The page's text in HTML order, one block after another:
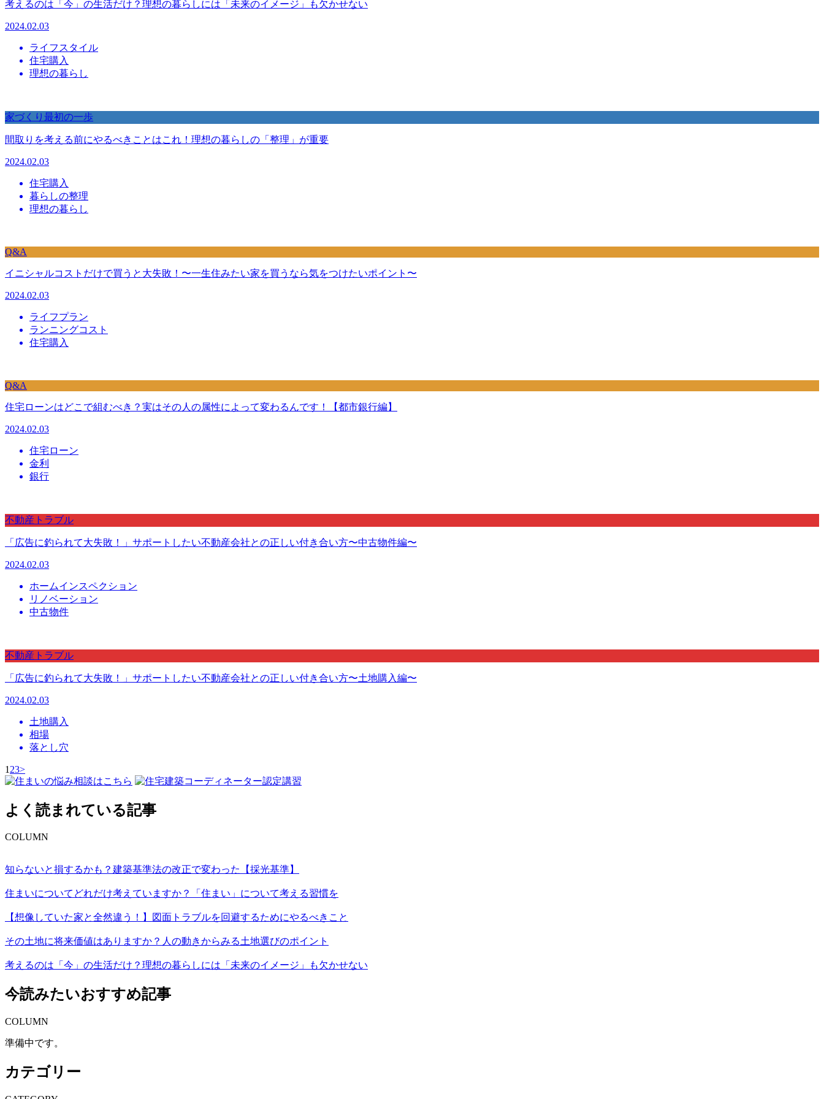
考えるのは「今」の生活だけ？理想の暮らしには「未来のイメージ」も欠かせない
2024.02.03
ライフスタイル
住宅購入
理想の暮らし
家づくり最初の一歩
間取りを考える前にやるべきことはこれ！理想の暮らしの「整理」が重要
2024.02.03
住宅購入
暮らしの整理
理想の暮らし
Q&A
イニシャルコストだけで買うと大失敗！〜一生住みたい家を買うなら気をつけたいポイント〜
2024.02.03
ライフプラン
ランニングコスト
住宅購入
Q&A
住宅ローンはどこで組むべき？実はその人の属性によって変わるんです！【都市銀行編】
2024.02.03
住宅ローン
金利
銀行
不動産トラブル
「広告に釣られて大失敗！」サポートしたい不動産会社との正しい付き合い方〜中古物件編〜
2024.02.03
ホームインスペクション
リノベーション
中古物件
不動産トラブル
「広告に釣られて大失敗！」サポートしたい不動産会社との正しい付き合い方〜土地購入編〜
2024.02.03
土地購入
相場
落とし穴
1 23>
よく読まれている記事
COLUMN
知らないと損するかも？建築基準法の改正で変わった【採光基準】
住まいについてどれだけ考えていますか？「住まい」について考える習慣を
【想像していた家と全然違う！】図面トラブルを回避するためにやるべきこと
その土地に将来価値はありますか？人の動きからみる土地選びのポイント
考えるのは「今」の生活だけ？理想の暮らしには「未来のイメージ」も欠かせない
今読みたいおすすめ記事
COLUMN
準備中です。
カテゴリー